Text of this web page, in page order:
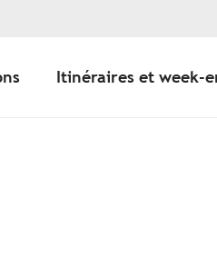
Itinéraires et week-
aux